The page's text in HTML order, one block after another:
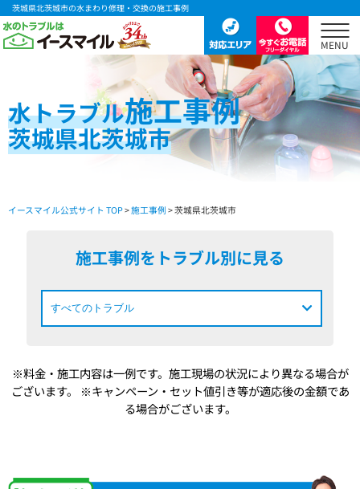
茨城県北茨城市の水まわり修理・交換の施工事例
水トラブル施工事例
茨城県北茨城市
イースマイル公式サイト TOP>施工事例 > 茨城県北茨城市
施工事例をトラブル別に見る
※料金・施工内容は一例です。施工現場の状況により異なる場合が
ございます。
※キャンペーン・セット値引き等が適応後の金額であ
る場合がございます。